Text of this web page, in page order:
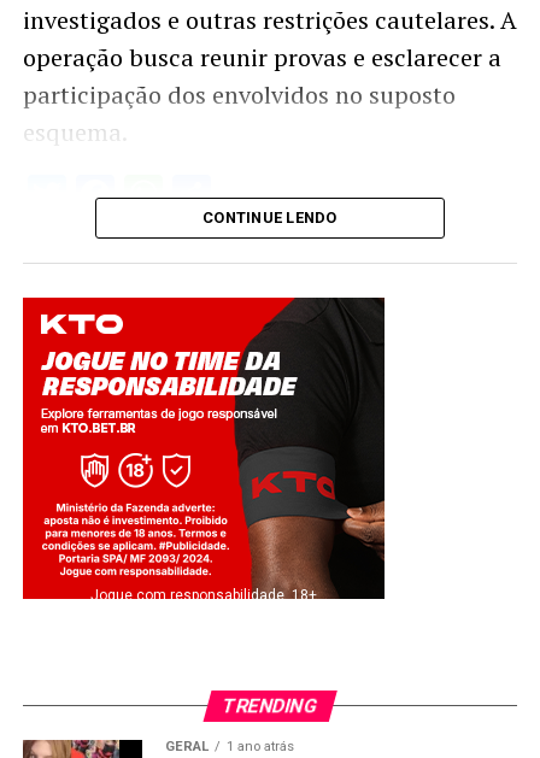
investigados e outras restrições cautelares. A
operação busca reunir provas e esclarecer a
participação dos envolvidos no suposto
esquema.
Twitter
Facebook
WhatsApp
Share
CONTINUE LENDO
Jogue com responsabilidade. 18+
TRENDING
GERAL 1 ano atrás